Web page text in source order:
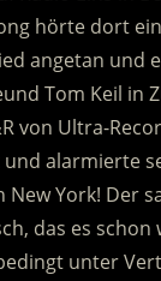
hörte dort
angetan und
Tom Keil in
von Ultra-
alarmierte
New York! Der
das es schon
unter